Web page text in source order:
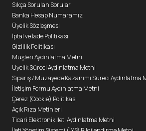
Sıkça Sorulan Sorular
Banka Hesap Numaramız
Üyelik Sözleşmesi
İptal ve İade Politikası
Gizlilik Politikası
Müşteri Aydınlatma Metni
Üyelik Süreci Aydınlatma Metni
Sipariş / Müzayede Kazanımı Süreci Aydınlatma
İletişim Formu Aydınlatma Metni
Çerez (Cookie) Politikası
Açık Rıza Metinleri
Ticari Elektronik İleti Aydınlatma Metni